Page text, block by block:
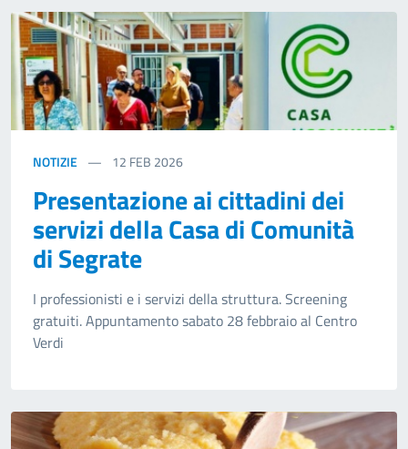
NOTIZIE 12 FEB 2026
Presentazione ai cittadini dei
servizi della Casa di Comunità
di Segrate
I professionisti e i servizi della struttura. Screening
gratuiti. Appuntamento sabato 28 febbraio al Centro
Verdi